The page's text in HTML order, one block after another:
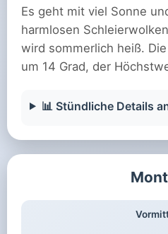
Es geht mit viel Sonne
harmlosen
wird sommerlich heiß.
um 14 Grad, der
📊 Stündliche Details